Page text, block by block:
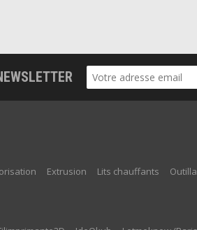
Extrusion Lits chauffants